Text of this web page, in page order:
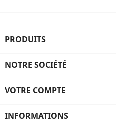
PRODUITS
NOTRE SOCIÉTÉ
VOTRE COMPTE
INFORMATIONS